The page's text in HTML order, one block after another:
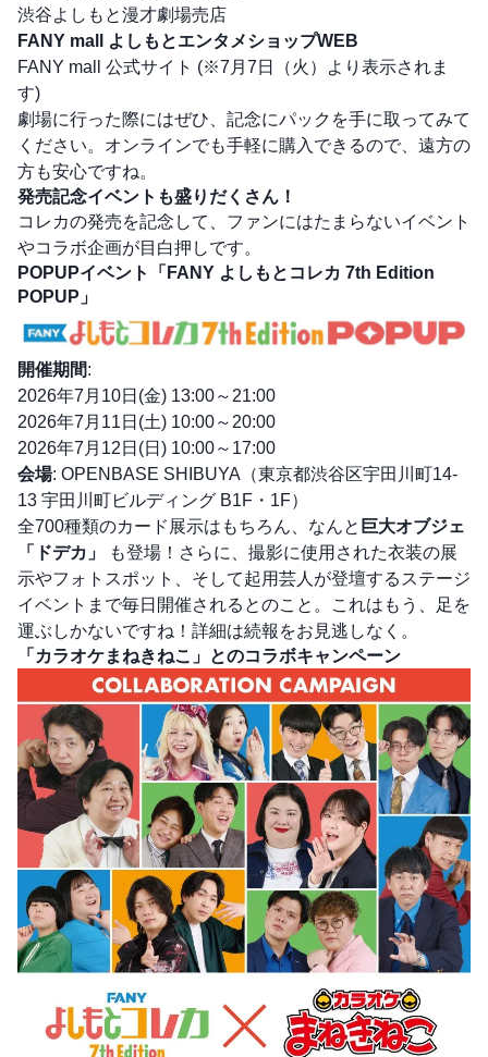
渋谷よしもと漫才劇場売店
FANY mall よしもとエンタメショップWEB
FANY mall 公式サイト (※7月7日（火）より表示されま
す)
劇場に行った際にはぜひ、記念にパックを手に取ってみて
ください。オンラインでも手軽に購入できるので、遠方の
方も安心ですね。
発売記念イベントも盛りだくさん！
コレカの発売を記念して、ファンにはたまらないイベント
やコラボ企画が目白押しです。
POPUPイベント「FANY よしもとコレカ 7th Edition
POPUP」
開催期間:
2026年7月10日(金) 13:00～21:00
2026年7月11日(土) 10:00～20:00
2026年7月12日(日) 10:00～17:00
会場: OPENBASE SHIBUYA（東京都渋谷区宇田川町14-
13 宇田川町ビルディング B1F・1F）
全700種類のカード展示はもちろん、なんと 巨大オブジェ
「ドデカ」
も登場！さらに、撮影に使用された衣装の展
示やフォトスポット、そして起用芸人が登壇するステージ
イベントまで毎日開催されるとのこと。これはもう、足を
運ぶしかないですね！詳細は続報をお見逃しなく。
「カラオケまねきねこ」とのコラボキャンペーン